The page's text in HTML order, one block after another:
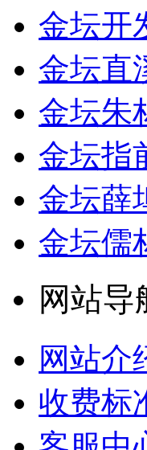
金坛开
金坛直
金坛朱
金坛指
金坛薛
金坛儒
网站导
网站介
收费标